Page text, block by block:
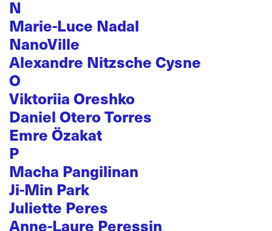
N
Marie-Luce Nadal
NanoVille
Alexandre Nitzsche Cysne
O
Viktoriia Oreshko
Daniel Otero Torres
Emre Özakat
P
Macha Pangilinan
Ji-Min Park
Juliette Peres
Anne-Laure Peressin